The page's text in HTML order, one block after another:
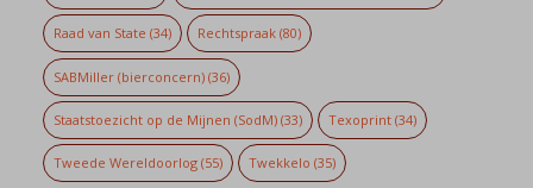
Raad van State (34) Rechtspraak (80)
SABMiller (bierconcern)(36)
Staatstoezicht op de Mijnen (SodM)(33) Texoprint (34)
Tweede Wereldoorlog(55) Twekkelo (35)